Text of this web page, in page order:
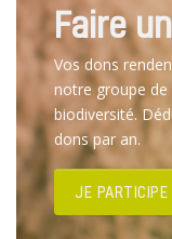
Faire
Vos dons
notre groupe
biodiversité.
dons par an.
JE PARTICIPE